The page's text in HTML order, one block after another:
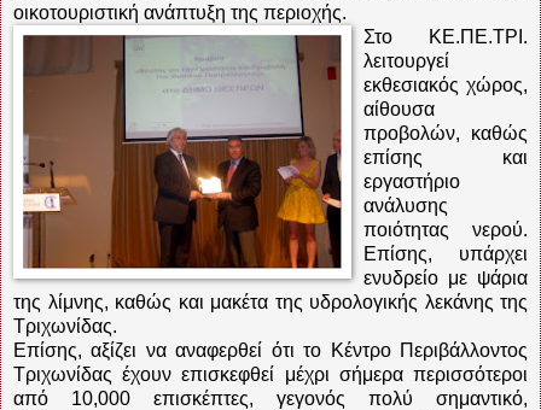
οικοτουριστική ανάπτυξη της περιοχής.
Στο ΚΕ.ΠΕ.ΤΡΙ.
λειτουργεί
εκθεσιακός χώρος,
αίθουσα
προβολών, καθώς
επίσης και
εργαστήριο
ανάλυσης
ποιότητας νερού.
Επίσης, υπάρχει
ενυδρείο με ψάρια
της λίμνης, καθώς και μακέτα της υδρολογικής λεκάνης της
Τριχωνίδας.
Επίσης, αξίζει να αναφερθεί ότι το Κέντρο Περιβάλλοντος
Τριχωνίδας έχουν επισκεφθεί μέχρι σήμερα περισσότεροι
από 10,000 επισκέπτες, γεγονός πολύ σημαντικό,